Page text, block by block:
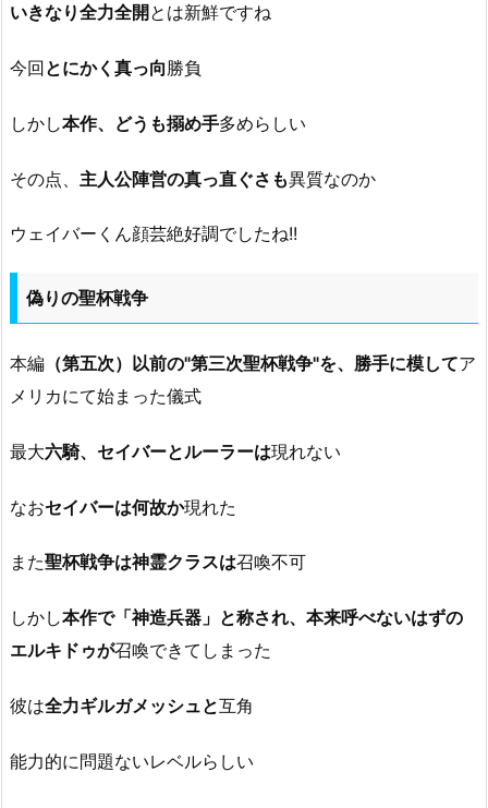
いきなり全力全開 とは新鮮ですね
今回とにかく真っ向勝負
しかし本作、どうも搦め手多めらしい
その点、 主人公陣営の真っ直ぐさも異質なのか
ウェイバーくん顔芸絶好調でしたね!!
偽りの聖杯戦争
本編 （第五次）以前の"第三次聖杯戦争"を、勝手に模してア
メリカにて始まった儀式
最大六騎、セイバーとルーラーは現れない
なおセイバーは何故か現れた
また聖杯戦争は神霊クラスは召喚不可
しかし本作で「神造兵器」と称され、本来呼べないはずの
エルキドゥが召喚できてしまった
彼は全力ギルガメッシュと互角
能力的に問題ないレベルらしい